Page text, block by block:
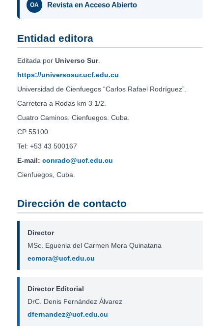
OA Revista en Acceso Abierto
Entidad editora
Editada por Universo Sur.
https://universosur.ucf.edu.cu
Universidad de Cienfuegos “Carlos Rafael Rodríguez”.
Carretera a Rodas km 3 1/2.
Cuatro Caminos. Cienfuegos. Cuba.
CP 55100
Tel: +53 43 500167
E-mail: conrado@ucf.edu.cu
Cienfuegos, Cuba.
Dirección de contacto
Director
MSc. Eguenia del Carmen Mora Quinatana
ecmora@ucf.edu.cu
Director Editorial
DrC. Denis Fernández Álvarez
dfernandez@ucf.edu.cu